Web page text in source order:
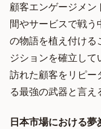
顧客エンゲージメ
間やサービスで戦う
の物語を植え付ける
ジションを確立し
訪れた顧客をリピー
る最強の武器と言え
日本市場における